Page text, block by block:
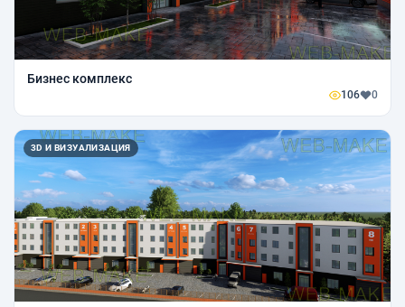
Бизнес комплекс
106 0
3D И ВИЗУАЛИЗАЦИЯ